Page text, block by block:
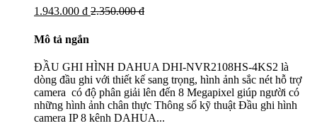
1.943.000 đ 2.350.000 đ
Mô tả ngắn
ĐẦU GHI HÌNH DAHUA DHI-NVR2108HS-4KS2 là
dòng đầu ghi với thiết kế sang trọng, hình ảnh sắc nét hỗ trợ
camera có độ phân giải lên đến 8 Megapixel giúp người có
những hình ảnh chân thực Thông số kỹ thuật Đầu ghi hình
camera IP 8 kênh DAHUA...